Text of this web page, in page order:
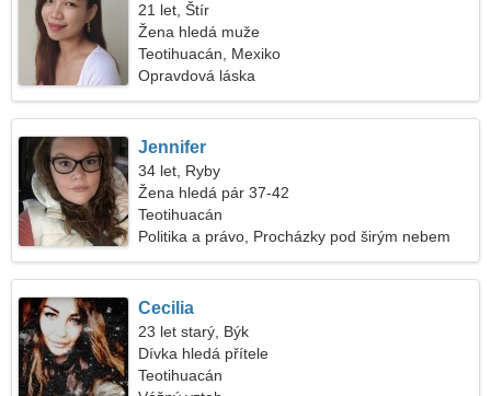
21 let, Štír
Žena hledá muže
Teotihuacán, Mexiko
Opravdová láska
Jennifer
34 let, Ryby
Žena hledá pár 37-42
Teotihuacán
Politika a právo, Procházky pod širým nebem
Cecilia
23 let starý, Býk
Dívka hledá přítele
Teotihuacán